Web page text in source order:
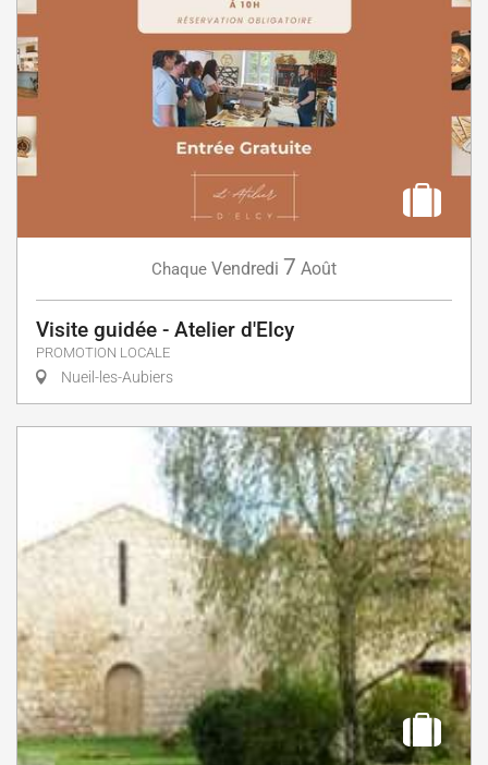
Chaque Vendredi 7 Août
Visite guidée - Atelier d'Elcy
PROMOTION LOCALE
Nueil-les-Aubiers